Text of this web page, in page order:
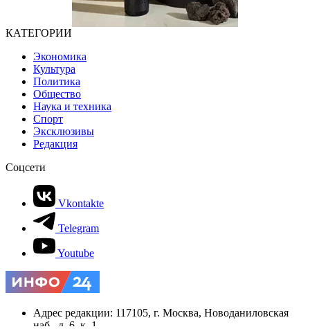
КАТЕГОРИИ
Экономика
Культура
Политика
Общество
Наука и техника
Спорт
Эксклюзивы
Редакция
Соцсети
Vkontakte
Telegram
Youtube
Адрес редакции: 117105, г. Москва, Новоданиловская
наб., д. 6, к. 1